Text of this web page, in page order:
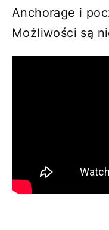
Anchorage i
Możliwości są